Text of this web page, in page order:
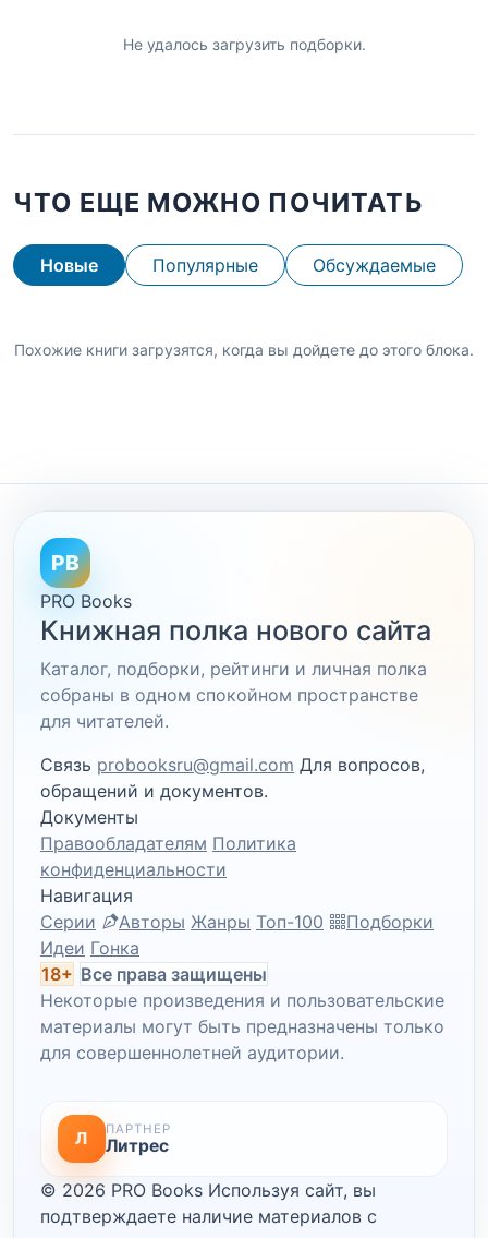
Не удалось загрузить подборки.
ЧТО ЕЩЕ МОЖНО ПОЧИТАТЬ
Новые Популярные Обсуждаемые
Похожие книги загрузятся, когда вы дойдете до этого блока.
PB
PRO Books
Книжная полка нового сайта
Каталог, подборки, рейтинги и личная полка
собраны в одном спокойном пространстве
для читателей.
Связь probooksru@gmail.com Для вопросов,
обращений и документов.
Документы
Правообладателям Политика
конфиденциальности
Навигация
Серии
Авторы Жанры Топ-100
Подборки
Идеи Гонка
18+ Все права защищены
Некоторые произведения и пользовательские
материалы могут быть предназначены только
для совершеннолетней аудитории.
Л ПАРТНЕР
Литрес
© 2026 PRO Books Используя сайт, вы
подтверждаете наличие материалов с